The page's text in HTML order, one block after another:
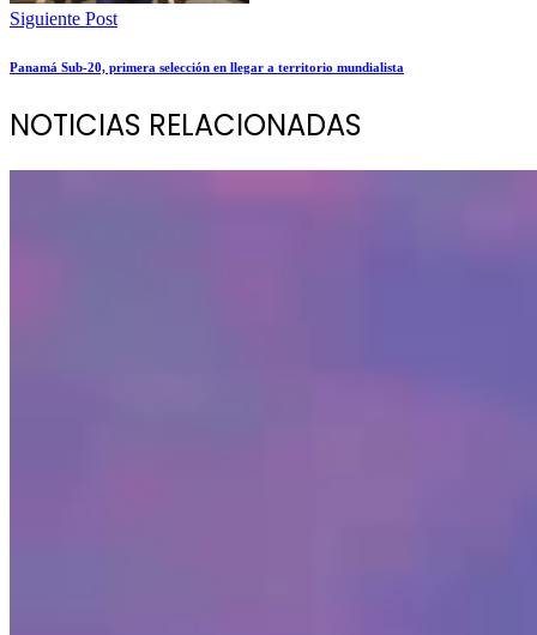
Siguiente Post
Panamá Sub-20, primera selección en llegar a territorio mundialista
NOTICIAS RELACIONADAS